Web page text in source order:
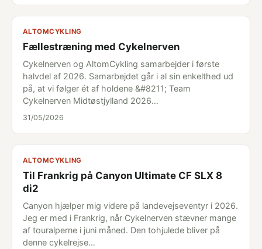
ALTOMCYKLING
Fællestræning med Cykelnerven
Cykelnerven og AltomCykling samarbejder i første
halvdel af 2026. Samarbejdet går i al sin enkelthed ud
på, at vi følger ét af holdene &#8211; Team
Cykelnerven Midtøstjylland 2026…
31/05/2026
ALTOMCYKLING
Til Frankrig på Canyon Ultimate CF SLX 8
di2
Canyon hjælper mig videre på landevejseventyr i 2026.
Jeg er med i Frankrig, når Cykelnerven stævner mange
af touralperne i juni måned. Den tohjulede bliver på
denne cykelrejse…